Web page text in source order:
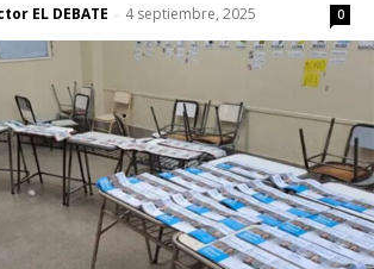
EL DEBATE - 4 septiembre, 2025 0